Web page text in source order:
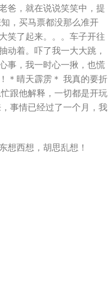
爸，就在说说笑笑中，提
，买马票都没那么准开
笑了起来。。。车子开往
动着。吓了我一大大跳，
事，我一时心一揪，也慌
＊晴天霹雳＊ 我真的要折
跟他解释，一切都是开玩
事情已经过了一个月，我
想西想，胡思乱想！